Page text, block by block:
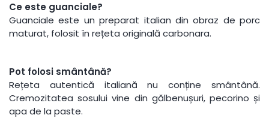
Ce este guanciale?
Guanciale este un preparat italian din obraz de porc
maturat, folosit în rețeta originală carbonara.
Pot folosi smântână?
Rețeta autentică italiană nu conține smântână.
Cremozitatea sosului vine din gălbenușuri, pecorino și
apa de la paste.